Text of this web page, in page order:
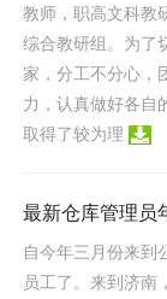
教师，职高文科教
综合教研组。为了
家，分工不分心，
力，认真做好各自
取得了较为理
最新仓库管理员
自今年三月份来到
员工了。来到济南